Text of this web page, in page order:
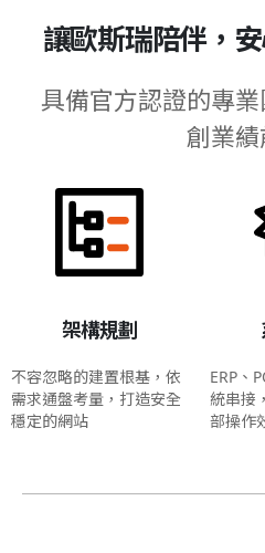
讓歐斯瑞陪伴，
具備官方認證的專
創業
架構規劃
不容忽略的建置根基，依
需求通盤考量，打造安全
穩定的網站
ERP、
統串接
部操作